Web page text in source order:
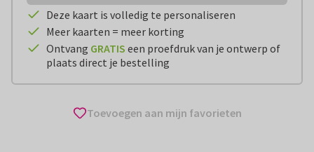
Deze kaart is volledig te personaliseren
Meer kaarten = meer korting
Ontvang GRATIS een proefdruk van je ontwerp of
plaats direct je bestelling
Toevoegen aan mijn favorieten